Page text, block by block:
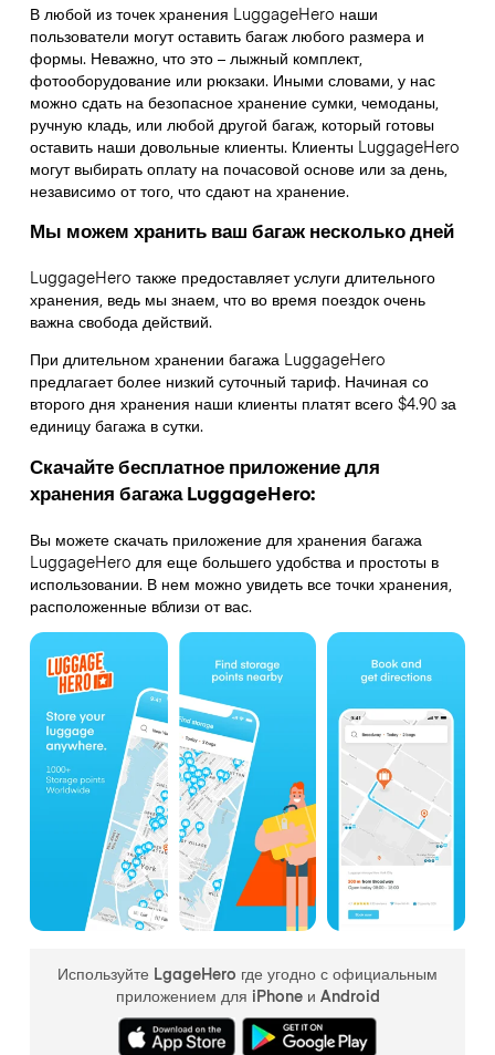
В любой из точек хранения LuggageHero наши
пользователи могут оставить багаж любого размера и
формы. Неважно, что это – лыжный комплект,
фотооборудование или рюкзаки. Иными словами, у нас
можно сдать на безопасное хранение сумки, чемоданы,
ручную кладь, или любой другой багаж, который готовы
оставить наши довольные клиенты. Клиенты LuggageHero
могут выбирать оплату на почасовой основе или за день,
независимо от того, что сдают на хранение.
Мы можем хранить ваш багаж несколько дней
LuggageHero также предоставляет услуги длительного
хранения, ведь мы знаем, что во время поездок очень
важна свобода действий.
При длительном хранении багажа LuggageHero
предлагает более низкий суточный тариф. Начиная со
второго дня хранения наши клиенты платят всего $4.90 за
единицу багажа в сутки.
Скачайте бесплатное приложение для
хранения багажа LuggageHero:
Вы можете скачать приложение для хранения багажа
LuggageHero для еще большего удобства и простоты в
использовании. В нем можно увидеть все точки хранения,
расположенные вблизи от вас.
Используйте LgageHero где угодно с официальным
приложением для iPhone и Android